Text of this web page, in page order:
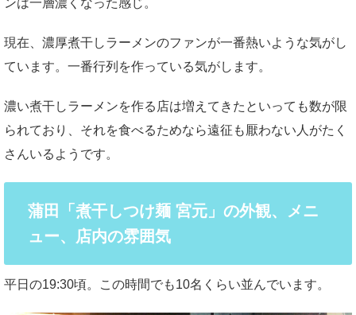
ンは一層濃くなった感じ。
現在、濃厚煮干しラーメンのファンが一番熱いような気がし
ています。一番行列を作っている気がします。
濃い煮干しラーメンを作る店は増えてきたといっても数が限
られており、それを食べるためなら遠征も厭わない人がたく
さんいるようです。
蒲田「煮干しつけ麺 宮元」の外観、メニ
ュー、店内の雰囲気
平日の19:30頃。この時間でも10名くらい並んでいます。